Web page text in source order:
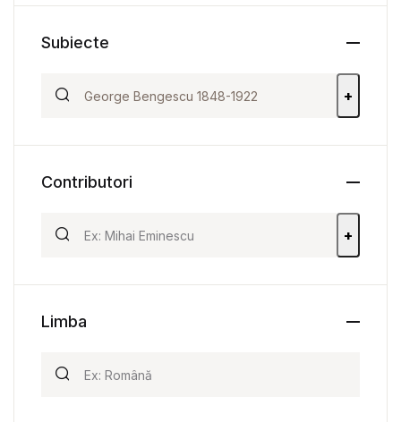
Subiecte
+
Contributori
+
Limba